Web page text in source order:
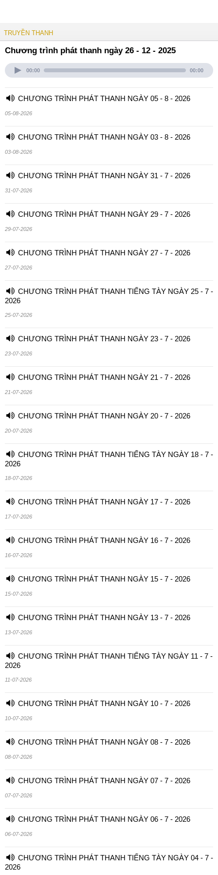
TRUYỀN THANH
Chương trình phát thanh ngày 26 - 12 - 2025
00:00 00:00
CHƯƠNG TRÌNH PHÁT THANH NGÀY 05 - 8 - 2026
05-08-2026
CHƯƠNG TRÌNH PHÁT THANH NGÀY 03 - 8 - 2026
03-08-2026
CHƯƠNG TRÌNH PHÁT THANH NGÀY 31 - 7 - 2026
31-07-2026
CHƯƠNG TRÌNH PHÁT THANH NGÀY 29 - 7 - 2026
29-07-2026
CHƯƠNG TRÌNH PHÁT THANH NGÀY 27 - 7 - 2026
27-07-2026
CHƯƠNG TRÌNH PHÁT THANH TIẾNG TÀY NGÀY 25 - 7 -
2026
25-07-2026
CHƯƠNG TRÌNH PHÁT THANH NGÀY 23 - 7 - 2026
23-07-2026
CHƯƠNG TRÌNH PHÁT THANH NGÀY 21 - 7 - 2026
21-07-2026
CHƯƠNG TRÌNH PHÁT THANH NGÀY 20 - 7 - 2026
20-07-2026
CHƯƠNG TRÌNH PHÁT THANH TIẾNG TÀY NGÀY 18 - 7 -
2026
18-07-2026
CHƯƠNG TRÌNH PHÁT THANH NGÀY 17 - 7 - 2026
17-07-2026
CHƯƠNG TRÌNH PHÁT THANH NGÀY 16 - 7 - 2026
16-07-2026
CHƯƠNG TRÌNH PHÁT THANH NGÀY 15 - 7 - 2026
15-07-2026
CHƯƠNG TRÌNH PHÁT THANH NGÀY 13 - 7 - 2026
13-07-2026
CHƯƠNG TRÌNH PHÁT THANH TIẾNG TÀY NGÀY 11 - 7 -
2026
11-07-2026
CHƯƠNG TRÌNH PHÁT THANH NGÀY 10 - 7 - 2026
10-07-2026
CHƯƠNG TRÌNH PHÁT THANH NGÀY 08 - 7 - 2026
08-07-2026
CHƯƠNG TRÌNH PHÁT THANH NGÀY 07 - 7 - 2026
07-07-2026
CHƯƠNG TRÌNH PHÁT THANH NGÀY 06 - 7 - 2026
06-07-2026
CHƯƠNG TRÌNH PHÁT THANH TIẾNG TÀY NGÀY 04 - 7 -
2026